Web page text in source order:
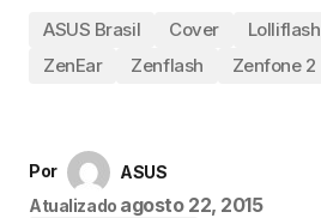
ASUS Brasil Cover Lolliflash
ZenEar
Zenflash Zenfone 2
Por
ASUS
Atualizado agosto 22, 2015